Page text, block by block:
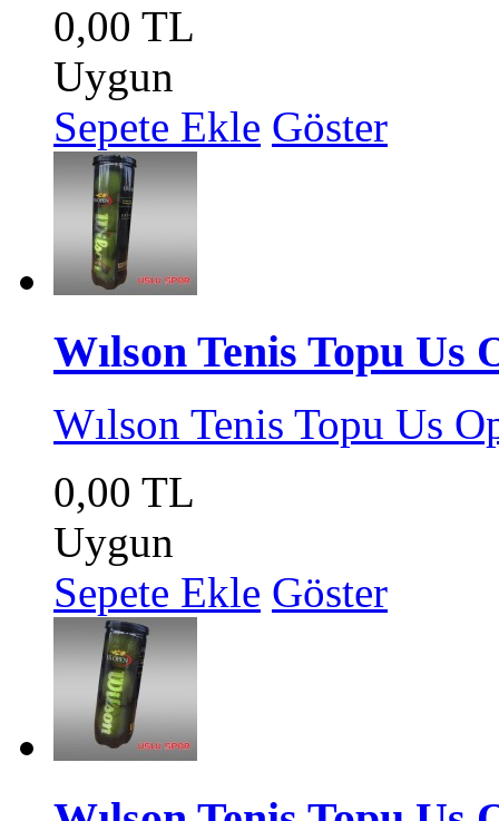
0,00 TL
Uygun
Sepete Ekle Göster
Wılson Tenis Topu Us
Wılson Tenis Topu Us
0,00 TL
Uygun
Sepete Ekle Göster